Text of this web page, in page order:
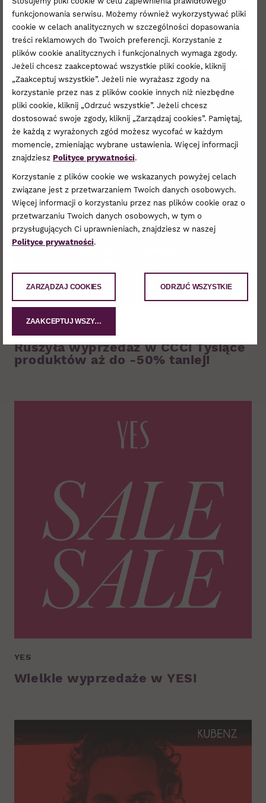
LEE WRANGLER
Do -50% w salonie Lee Wrangler
CCC
Ruszyła wyprzedaż w CCC! Tysiące
produktów aż do -50% taniej!
YES
Wielkie wyprzedaże w YES!
funkcjonowania serwisu. Możemy również wykorzystywać pliki
cookie w celach analitycznych w szczególności dopasowania
treści reklamowych do Twoich preferencji. Korzystanie z
plików cookie analitycznych i funkcjonalnych wymaga zgody.
Jeżeli chcesz zaakceptować wszystkie pliki cookie, kliknij
„Zaakceptuj wszystkie”. Jeżeli nie wyrażasz zgody na
korzystanie przez nas z plików cookie innych niż niezbędne
pliki cookie, kliknij „Odrzuć wszystkie”. Jeżeli chcesz
dostosować swoje zgody, kliknij „Zarządzaj cookies”. Pamiętaj,
że każdą z wyrażonych zgód możesz wycofać w każdym
momencie, zmieniając wybrane ustawienia. Więcej informacji
znajdziesz Polityce prywatności.
Korzystanie z plików cookie we wskazanych powyżej celach
związane jest z przetwarzaniem Twoich danych osobowych.
Więcej informacji o korzystaniu przez nas plików cookie oraz o
przetwarzaniu Twoich danych osobowych, w tym o
przysługujących Ci uprawnieniach, znajdziesz w naszej
Polityce prywatności.
ZARZĄDZAJ COOKIES ODRZUĆ WSZYSTKIE
ZAAKCEPTUJ WSZYSTKIE